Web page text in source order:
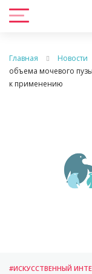
Главная Новости
объема мочевого
к применению
#ИСКУССТВЕННЫЙ